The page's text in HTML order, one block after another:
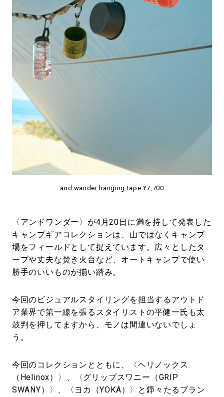
and wander hanging tape ¥7,700
〈アンドワンダー〉が4月20日に満を持して発表した
キャンプギアコレクションは、山ではなくキャンプ
場をフィールドとして捉えています。広々としたタ
ープや丈夫な焚き火台など、オートキャンプで使い
勝手のいいものが揃い踏み。
今回のビジュアルスタイリングを担当するアウトド
ア業界で第一線を張るスタイリストの平健一氏も太
鼓判を押してますから、モノは間違いないでしょ
う。
今回のコレクションとともに、〈ヘリノックス
（Helinox）〉、〈グリップスワニー（GRIP
SWANY）〉、〈ヨカ（YOKA）〉と錚々たるブラン